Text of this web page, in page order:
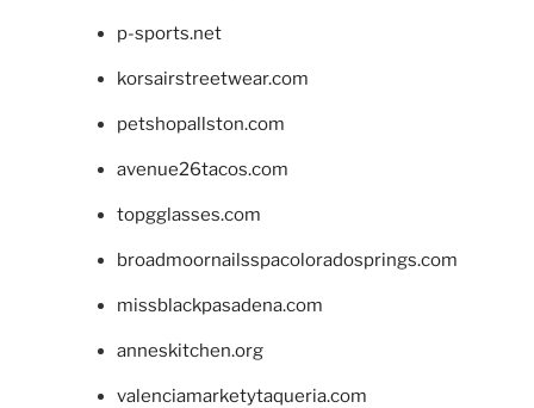
p-sports.net
korsairstreetwear.com
petshopallston.com
avenue26tacos.com
topgglasses.com
broadmoornailsspacoloradosprings.com
missblackpasadena.com
anneskitchen.org
valenciamarketytaqueria.com